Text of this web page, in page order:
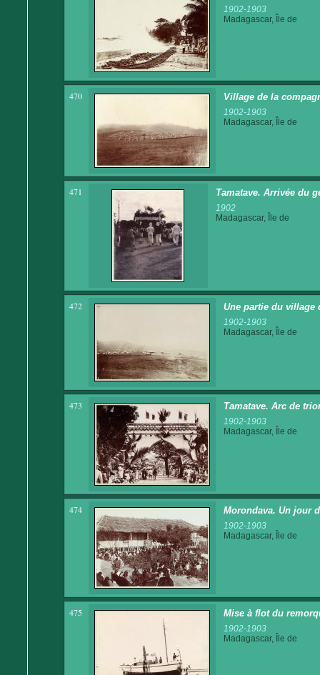
1902-1903
Madagascar, Île de
470 Village de la
1902-1903
Madagascar, Île de
471 Tamatave. Arrivée du
1902
Madagascar, Île de
472 Une partie du village
1902-1903
Madagascar, Île de
473 Tamatave. Arc de
1902-1903
Madagascar, Île de
474 Morondava. Un jour
1902-1903
Madagascar, Île de
475 Mise à flot du
1902-1903
Madagascar, Île de